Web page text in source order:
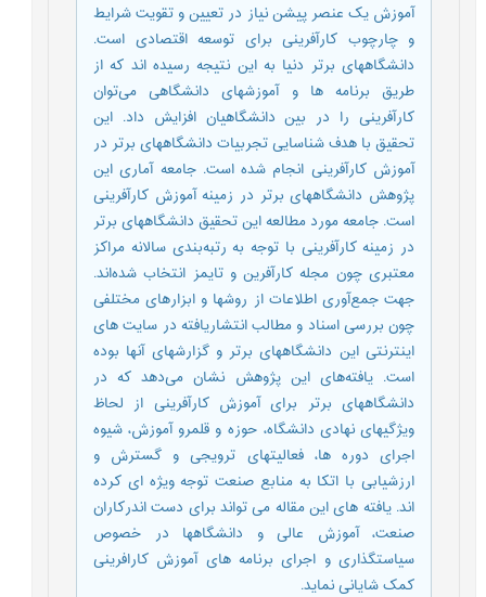
آموزش یک عنصر پیشن نیاز در تعیین و تقویت شرایط
و چارچوب کارآفرینی‌ برای توسعه اقتصادی است.
دانشگاههای برتر دنیا به این نتیجه رسیده اند که از
طریق برنامه ها و آموزشهای دانشگاهی می‌توان
کارآفرینی را در بین دانشگاهیان افزایش داد. این
تحقیق با هدف شناسایی تجربیات دانشگاههای برتر در
آموزش کارآفرینی انجام شده است. جامعه آماری این
پژوهش دانشگاههای برتر در زمینه آموزش کارآفرینی
است. جامعه مورد مطالعه این تحقیق دانشگاههای برتر
در زمینه کارآفرینی با توجه به رتبه‌بندی سالانه مراکز
معتبری چون مجله کارآفرین و تایمز انتخاب شده‌اند.
جهت جمع‌آوری اطلاعات از روشها و ابزارهای مختلفی
چون بررسی اسناد و مطالب انتشاریافته در سایت های
اینترنتی این دانشگاههای برتر و گزارشهای آنها بوده
است. یافته‌های این پژوهش نشان می‌دهد که در
دانشگاههای برتر برای آموزش کارآفرینی از لحاظ
ویژگیهای نهادی دانشگاه، حوزه و قلمرو آموزش، شیوه
اجرای دوره ها، فعالیتهای ترویجی و گسترش و
ارزشیابی با اتکا به منابع صنعت توجه ویژه ای کرده
اند. یافته های این مقاله می تواند برای دست اندرکاران
صنعت، آموزش عالی و دانشگاهها در خصوص
سیاستگذاری و اجرای برنامه های آموزش کارافرینی
کمک شایانی نماید.